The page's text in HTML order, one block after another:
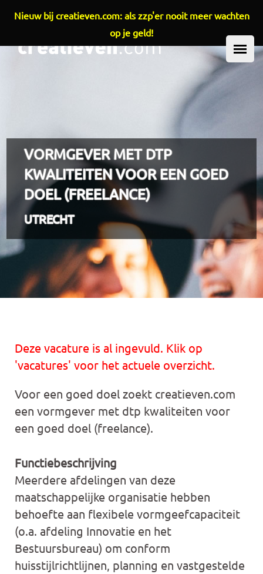
Overslaan en naar de inhoud gaan
VORMGEVER MET DTP
KWALITEITEN VOOR EEN GOED
DOEL (FREELANCE)
UTRECHT
Deze vacature is al ingevuld. Klik op
'vacatures' voor het actuele overzicht.
Voor een goed doel zoekt creatieven.com
een vormgever met dtp kwaliteiten voor
een goed doel (freelance).
Functiebeschrijving
Meerdere afdelingen van deze
maatschappelijke organisatie hebben
behoefte aan flexibele vormgeefcapaciteit
(o.a. afdeling Innovatie en het
Bestuursbureau) om conform
huisstijlrichtlijnen, planning en vastgestelde
Nieuw bij creatieven.com: als zzp'er nooit meer wachten
op je geld!